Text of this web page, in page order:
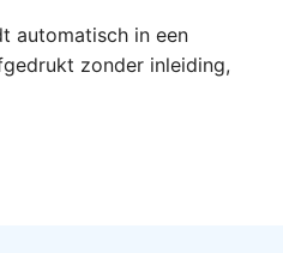
automatisch in een
zonder inleiding,